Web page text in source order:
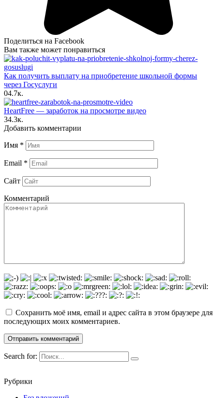
Поделиться на Facebook
Вам также может понравиться
Как получить выплату на приобретение школьной формы
через Госуслуги
04.7к.
HeartFree — заработок на просмотре видео
34.3к.
Добавить комментарии
Имя *
Email *
Сайт
Комментарий
Сохранить моё имя, email и адрес сайта в этом браузере для
последующих моих комментариев.
Search for:
Рубрики